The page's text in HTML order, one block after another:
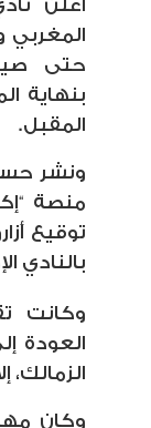
أعلن
المغربي
بنهاية
المقبل.
ونشر
منصة
توقيع
بالنادي
وكانت
العودة
الزمالك،
وكان